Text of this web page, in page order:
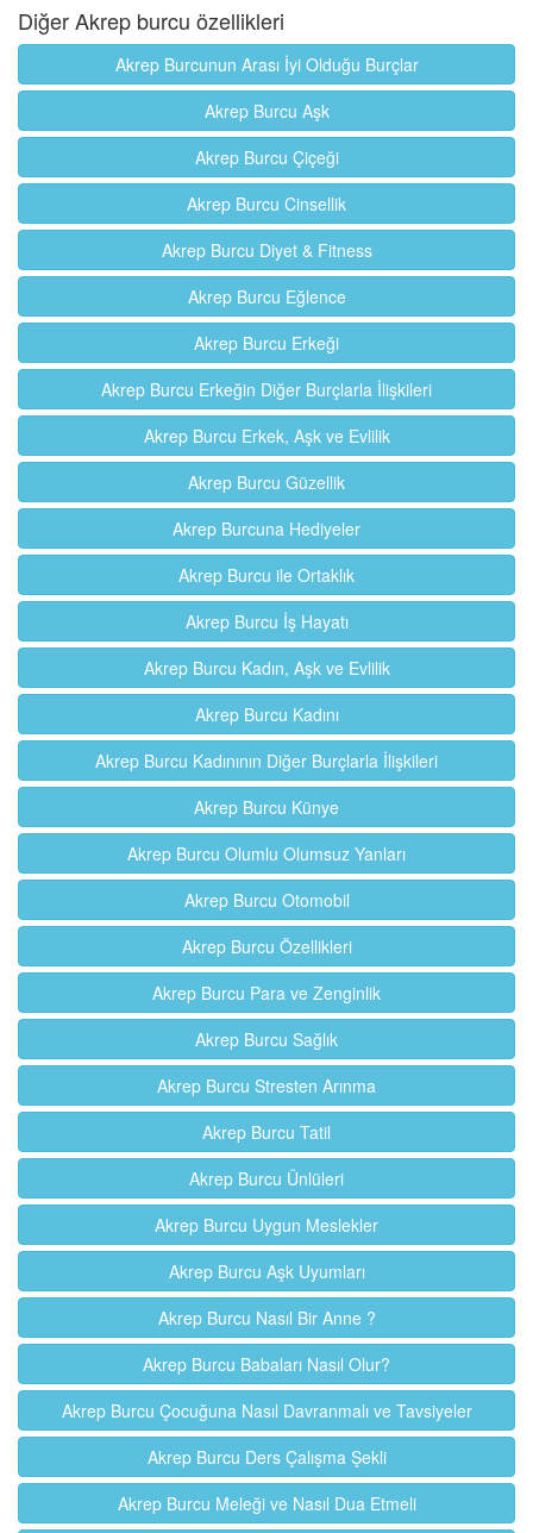
Diğer Akrep burcu özellikleri
Akrep Burcunun Arası İyi Olduğu Burçlar
Akrep Burcu Aşk
Akrep Burcu Çiçeği
Akrep Burcu Cinsellik
Akrep Burcu Diyet & Fitness
Akrep Burcu Eğlence
Akrep Burcu Erkeği
Akrep Burcu Erkeğin Diğer Burçlarla İlişkileri
Akrep Burcu Erkek, Aşk ve Evlilik
Akrep Burcu Güzellik
Akrep Burcuna Hediyeler
Akrep Burcu ile Ortaklık
Akrep Burcu İş Hayatı
Akrep Burcu Kadın, Aşk ve Evlilik
Akrep Burcu Kadını
Akrep Burcu Kadınının Diğer Burçlarla İlişkileri
Akrep Burcu Künye
Akrep Burcu Olumlu Olumsuz Yanları
Akrep Burcu Otomobil
Akrep Burcu Özellikleri
Akrep Burcu Para ve Zenginlik
Akrep Burcu Sağlık
Akrep Burcu Stresten Arınma
Akrep Burcu Tatil
Akrep Burcu Ünlüleri
Akrep Burcu Uygun Meslekler
Akrep Burcu Aşk Uyumları
Akrep Burcu Nasıl Bir Anne ?
Akrep Burcu Babaları Nasıl Olur?
Akrep Burcu Çocuğuna Nasıl Davranmalı ve Tavsiyeler
Akrep Burcu Ders Çalışma Şekli
Akrep Burcu Meleği ve Nasıl Dua Etmeli